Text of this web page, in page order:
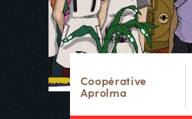
Coopérative
Aprolma